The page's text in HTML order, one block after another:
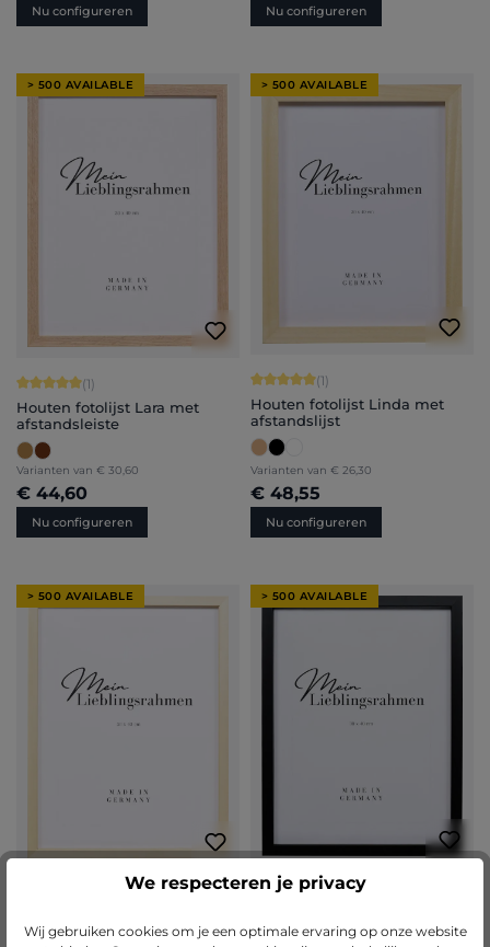
Nu configureren Nu configureren
> 500 AVAILABLE
Gemiddelde waardering van 5 van 5 sterren
(1)
Houten fotolijst Lara met
afstandsleiste
Varianten van € 30,60
€ 44,60
Nu configureren
> 500 AVAILABLE
Gemiddelde waardering van 5 van 5
(1)
Houten fotolijst Linda met
afstandslijst
Varianten van € 26,30
€ 48,55
Nu configureren
> 500 AVAILABLE
afstandslijst
> 500 AVAILABLE
Gemiddelde waardering van 5 van 5
(1)
afstandslijst
We respecteren je privacy
Wij gebruiken cookies om je een optimale ervaring op onze website